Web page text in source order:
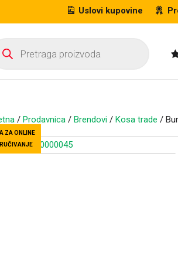
Uslovi kupovine
/ Prodavnica/ Brendovi/ Kosa trade /
ZA ONLINE